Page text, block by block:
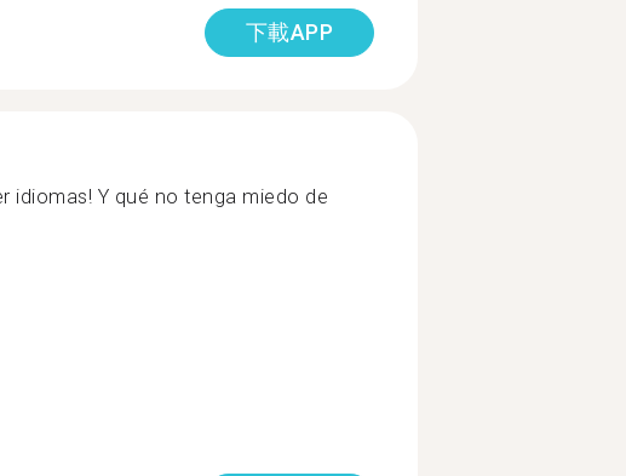
下載APP
idiomas! Y qué no tenga miedo de